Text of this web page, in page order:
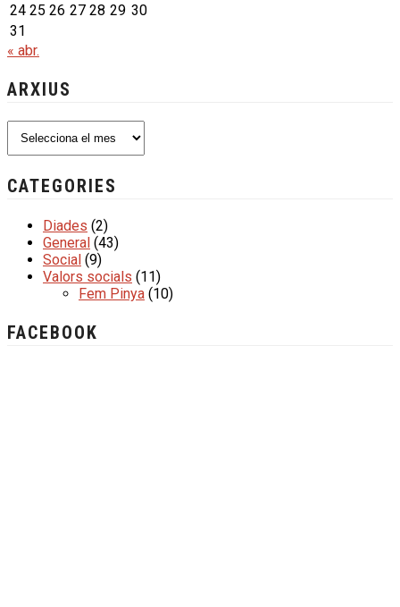
24 25 26 27 28 29 30
31
« abr.
ARXIUS
CATEGORIES
Diades (2)
General (43)
Social (9)
Valors socials (11)
Fem Pinya (10)
FACEBOOK